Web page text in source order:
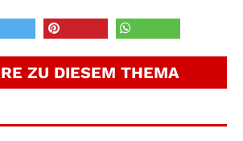
ZU DIESEM THEMA